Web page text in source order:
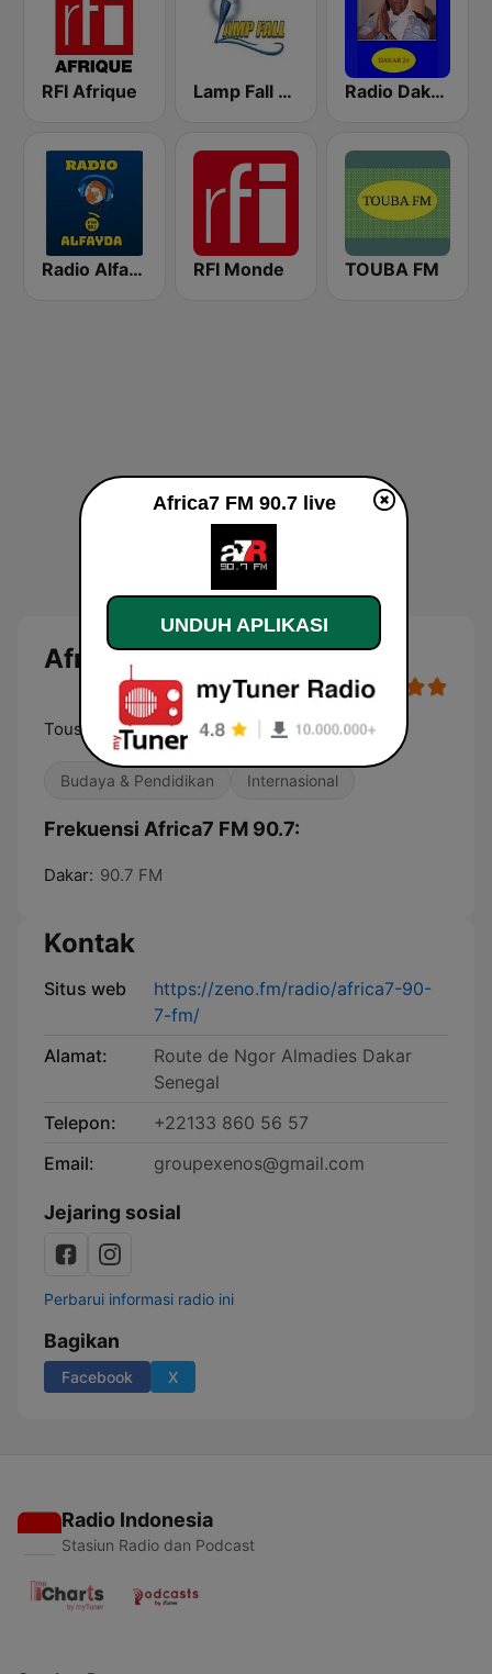
RFI Afrique Lamp Fall FM Radio Dakar 24
Radio Alfayda 90.1 FM RFI Monde TOUBA FM
Africa7 FM 90.7
Tous les visages de l'Afrique
Budaya & Pendidikan Internasional
Frekuensi Africa7 FM 90.7:
Dakar: 90.7 FM
Kontak
Situs web
https://zeno.fm/radio/africa7-90-
7-fm/
Alamat:
Route de Ngor Almadies Dakar
Senegal
Telepon:
+22133 860 56 57
Email:
groupexenos@gmail.com
Jejaring sosial
Perbarui informasi radio ini
Bagikan
Facebook X
Radio Indonesia
Stasiun Radio dan Podcast
Africa7 FM 90.7 live
UNDUH APLIKASI